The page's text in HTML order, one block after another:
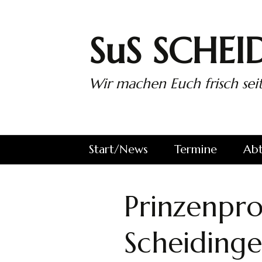
SuS
Wir machen Euch frisch
Start/News
Termine
1.
2.